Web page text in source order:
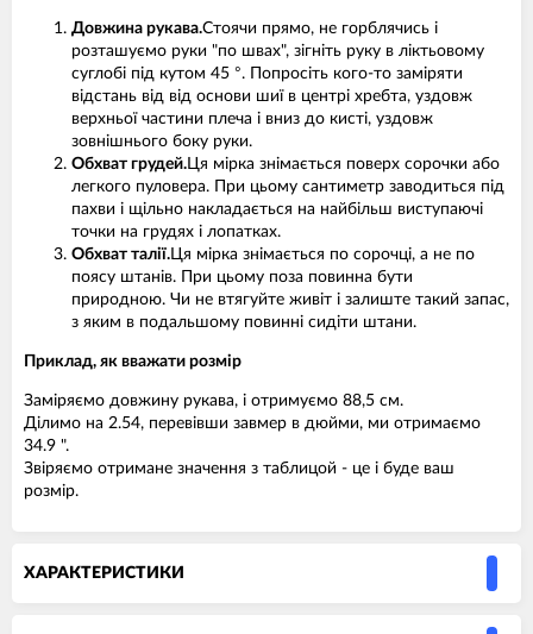
Довжина рукава.Стоячи прямо, не горблячись і
розташуємо руки "по швах", зігніть руку в ліктьовому
суглобі під кутом 45 °. Попросіть кого-то заміряти
відстань від від основи шиї в центрі хребта, уздовж
верхньої частини плеча і вниз до кисті, уздовж
зовнішнього боку руки.
Обхват грудей.Ця мірка знімається поверх сорочки або
легкого пуловера. При цьому сантиметр заводиться під
пахви і щільно накладається на найбільш виступаючі
точки на грудях і лопатках.
Обхват талії.Ця мірка знімається по сорочці, а не по
поясу штанів. При цьому поза повинна бути
природною. Чи не втягуйте живіт і залиште такий запас,
з яким в подальшому повинні сидіти штани.
Приклад, як вважати розмір
Заміряємо довжину рукава, і отримуємо 88,5 см.
Ділимо на 2.54, перевівши завмер в дюйми, ми отримаємо
34.9 ".
Звіряємо отримане значення з таблицой - це і буде ваш
розмір.
ХАРАКТЕРИСТИКИ